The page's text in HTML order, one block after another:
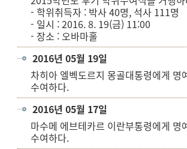
- 학위취득자 : 박사 40명, 석사 111명
- 일시 : 2016. 8. 19(금) 11:00
- 장소 : 오바마홀
2016년 05월 19일
차히아 엘벡도르지 몽골대통령에게 명
수여하다.
2016년 05월 17일
마수메 에브테카르 이란부통령에게 명
수여하다.